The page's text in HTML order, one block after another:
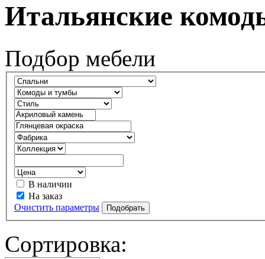
Итальянские
Подбор мебели
В наличии
На заказ
Очистить параметры
Сортировка: